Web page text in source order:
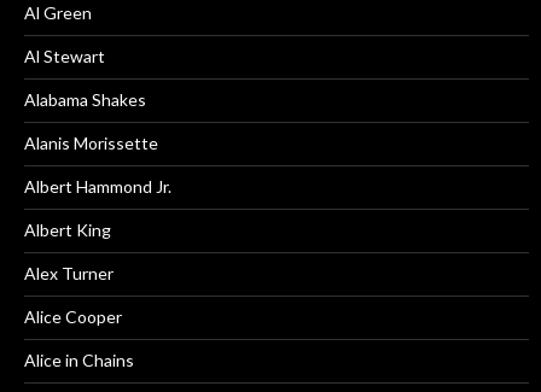
Al Green
Al Stewart
Alabama Shakes
Alanis Morissette
Albert Hammond Jr.
Albert King
Alex Turner
Alice Cooper
Alice in Chains